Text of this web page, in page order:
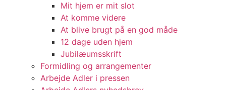
Mit hjem er mit slot
At komme videre
At blive brugt på en god måde
12 dage uden hjem
Jubilæumsskrift
Formidling og arrangementer
Arbejde Adler i pressen